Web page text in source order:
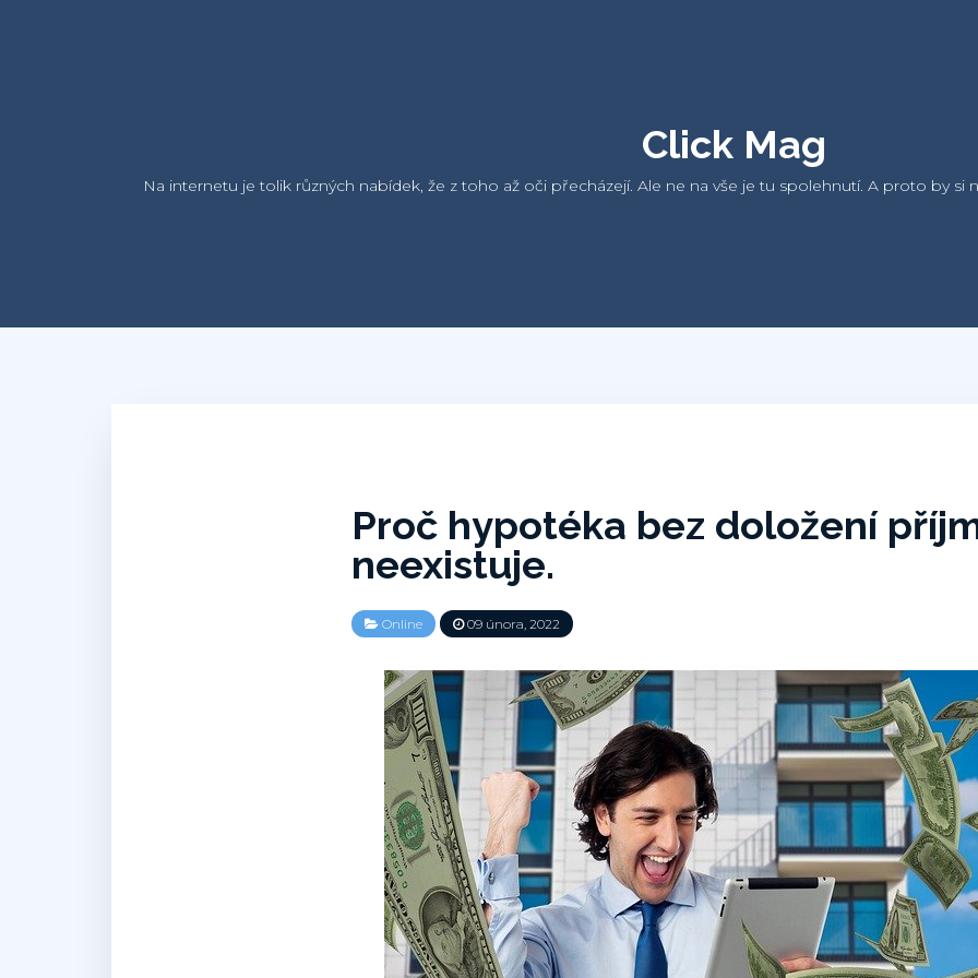
Click Mag
Na internetu je tolik různých nabídek, že z toho až oči přecházejí. Ale ne na vše je tu spolehnutí. A proto by
Proč hypotéka bez doložení
neexistuje.
Online 09 února, 2022